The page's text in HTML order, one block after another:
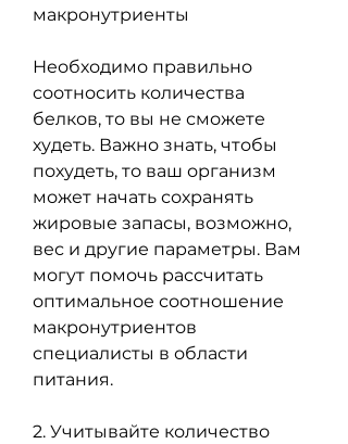
макронутриенты
Необходимо правильно
соотносить количества
белков, то вы не сможете
худеть. Важно знать, чтобы
похудеть, то ваш организм
может начать сохранять
жировые запасы, возможно,
вес и другие параметры. Вам
могут помочь рассчитать
оптимальное соотношение
макронутриентов
специалисты в области
питания.
2. Учитывайте количество